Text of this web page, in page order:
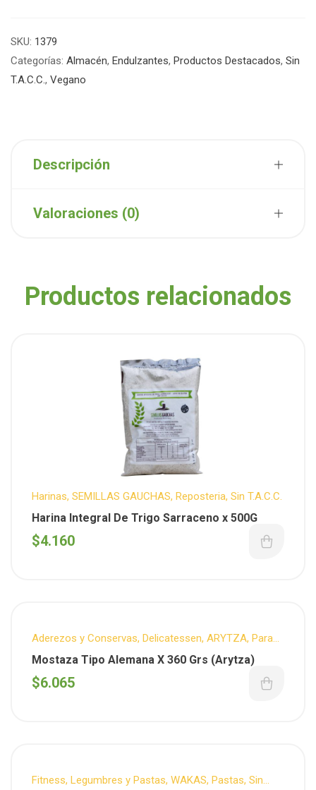
SKU: 1379
Categorías: Almacén, Endulzantes, Productos Destacados, Sin
T.A.C.C., Vegano
Descripción
Valoraciones (0)
Productos relacionados
Harinas, SEMILLAS GAUCHAS, Reposteria, Sin T.A.C.C.
Harina Integral De Trigo Sarraceno x 500G
$4.160
Aderezos y Conservas, Delicatessen, ARYTZA, Para
tus comidas,Sin T.A.C.C.
Mostaza Tipo Alemana X 360 Grs (Arytza)
$6.065
Fitness, Legumbres y Pastas, WAKAS, Pastas, Sin